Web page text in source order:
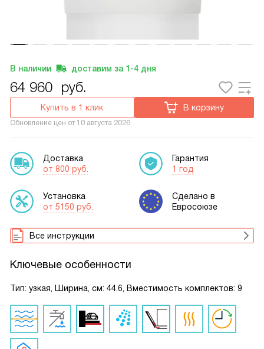
В наличии доставим за 1-4 дня
64 960 руб.
Купить в 1 клик В корзину
Обновление цен от 10 августа 2026
Доставка
от 800 руб.
Установка
от 5150 руб.
Гарантия
1 год
Сделано в
Евросоюзе
Все инструкции
Ключевые особенности
Тип: узкая, Ширина, см: 44.6, Вместимость комплектов: 9